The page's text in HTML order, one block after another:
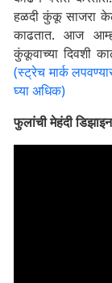
हळदी कुंकू साजरा
काढतात. आज
कुंकूवाच्या दिवशी
(स्ट्रेच मार्क
घ्या अधिक)
फुलांची मेहंदी डिझाइन